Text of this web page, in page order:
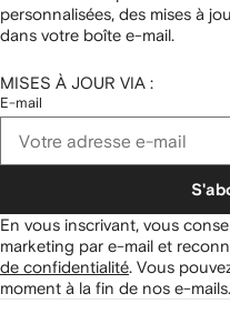
personnalisées, des mises à
dans votre boîte e-mail.
MISES À JOUR VIA :
E-mail
En vous inscrivant, vous
marketing par e-mail et
de confidentialité. Vous
moment à la fin de nos e-mails.